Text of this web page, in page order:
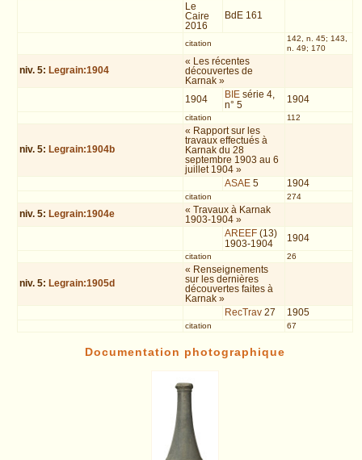
Le
Caire
2016
BdE 161
citation
142, n. 45; 143,
n. 49; 170
niv. 5: Legrain:1904
« Les récentes
découvertes de
Karnak »
1904
BIE série 4,
n° 5
1904
citation 112
niv. 5: Legrain:1904b
« Rapport sur les
travaux effectués à
Karnak du 28
septembre 1903 au 6
juillet 1904 »
ASAE 5 1904
citation 274
niv. 5: Legrain:1904e
« Travaux à Karnak
1903-1904 »
AREEF (13)
1903-1904
1904
citation 26
niv. 5: Legrain:1905d
« Renseignements
sur les dernières
découvertes faites à
Karnak »
RecTrav 27 1905
citation 67
Documentation photographique